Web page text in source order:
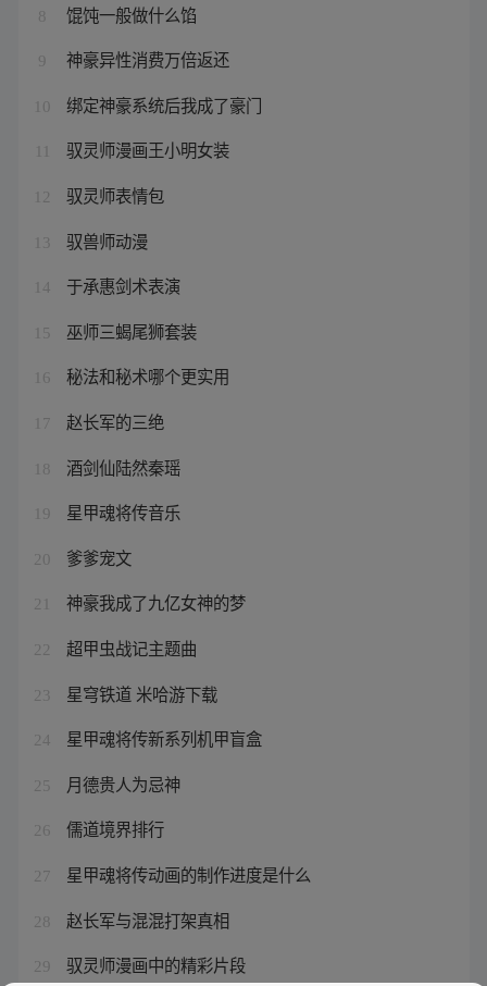
8 馄饨一般做什么馅
9 神豪异性消费万倍返还
10 绑定神豪系统后我成了豪门
驭灵师漫画王小明女装
12 驭灵师表情包
13 驭兽师动漫
14 于承惠剑术表演
15 巫师三蝎尾狮套装
16 秘法和秘术哪个更实用
17 赵长军的三绝
18 酒剑仙陆然秦瑶
19 星甲魂将传音乐
20 爹爹宠文
21 神豪我成了九亿女神的梦
22 超甲虫战记主题曲
23 星穹铁道 米哈游下载
24 星甲魂将传新系列机甲盲盒
25 月德贵人为忌神
26 儒道境界排行
27 星甲魂将传动画的制作进度是什么
28 赵长军与混混打架真相
29 驭灵师漫画中的精彩片段